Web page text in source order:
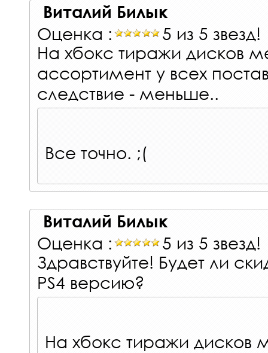
Виталий Билык
Оценка :
5 из 5 звезд!
На хбокс тиражи дисков
ассортимент у всех
следствие - меньше..
Все точно. ;(
Виталий Билык
Оценка :
5 из 5 звезд!
Здравствуйте! Будет ли
PS4 версию?
На хбокс тиражи